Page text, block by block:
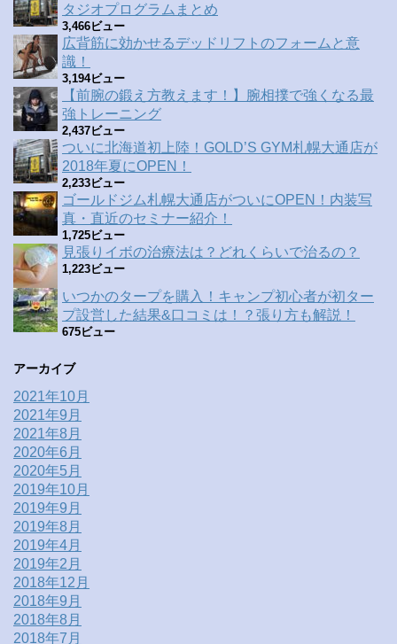
タジオプログラムまとめ
3,466ビュー
広背筋に効かせるデッドリフトのフォームと意
識！
3,194ビュー
【前腕の鍛え方教えます！】腕相撲で強くなる最
強トレーニング
2,437ビュー
ついに北海道初上陸！GOLD’S GYM札幌大通店が
2018年夏にOPEN！
2,233ビュー
ゴールドジム札幌大通店がついにOPEN！内装写
真・直近のセミナー紹介！
1,725ビュー
見張りイボの治療法は？どれくらいで治るの？
1,223ビュー
いつかのタープを購入！キャンプ初心者が初ター
プ設営した結果&口コミは！？張り方も解説！
675ビュー
アーカイブ
2021年10月
2021年9月
2021年8月
2020年6月
2020年5月
2019年10月
2019年9月
2019年8月
2019年4月
2019年2月
2018年12月
2018年9月
2018年8月
2018年7月